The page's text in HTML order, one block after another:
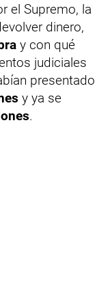
el Supremo, la
dinero,
y con qué
judiciales
presentado
y ya se
.